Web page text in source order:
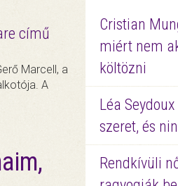
című
Marcell, a
A
Cristian
miért nem
költözni
Léa
szeret, és
Rendkívüli